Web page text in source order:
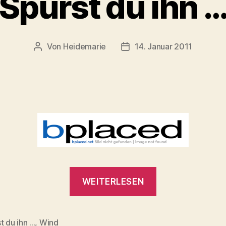
Beitragsautor
Von Heidemarie Veröffentlichungsdatum
14. Januar 2011
WEITERLESEN
du ihn ..., Wind